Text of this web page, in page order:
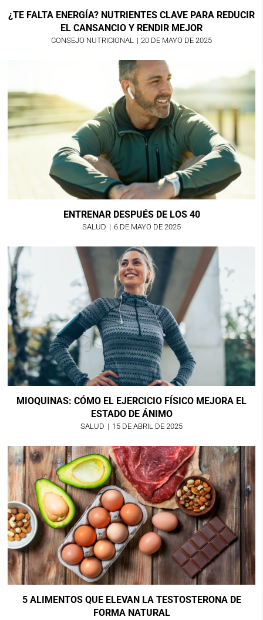
¿TE FALTA ENERGÍA? NUTRIENTES CLAVE PARA REDUCIR
EL CANSANCIO Y RENDIR MEJOR
CONSEJO NUTRICIONAL | 20 DE MAYO DE 2025
ENTRENAR DESPUÉS DE LOS 40
SALUD | 6 DE MAYO DE 2025
MIOQUINAS: CÓMO EL EJERCICIO FÍSICO MEJORA EL
ESTADO DE ÁNIMO
SALUD | 15 DE ABRIL DE 2025
5 ALIMENTOS QUE ELEVAN LA TESTOSTERONA DE
FORMA NATURAL